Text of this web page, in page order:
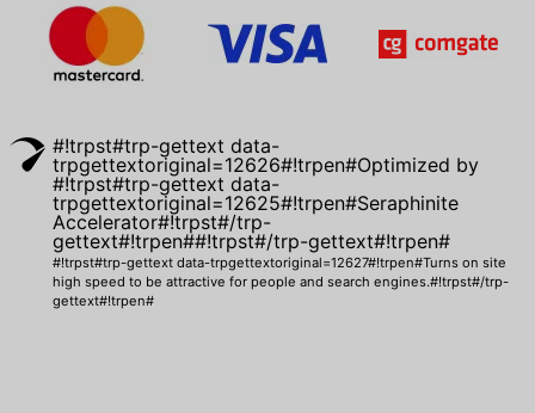
#!trpst#trp-gettext data-
trpgettextoriginal=12626#!trpen#Optimized by
#!trpst#trp-gettext data-
trpgettextoriginal=12625#!trpen#Seraphinite
Accelerator#!trpst#/trp-
gettext#!trpen##!trpst#/trp-gettext#!trpen#
#!trpst#trp-gettext data-trpgettextoriginal=12627#!trpen#Turns on site
high speed to be attractive for people and search engines.#!trpst#/trp-
gettext#!trpen#